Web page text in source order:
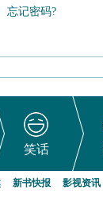
忘记密码?
笑话
新书快报 影视资讯